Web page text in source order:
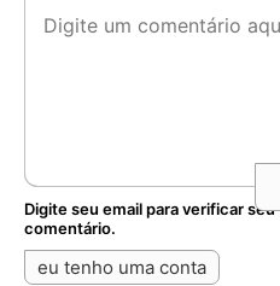
Digite seu email para verificar seu
comentário.
eu tenho uma conta